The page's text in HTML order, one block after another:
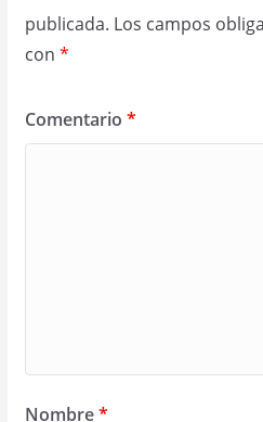
publicada. Los campos
con *
Comentario *
Nombre*